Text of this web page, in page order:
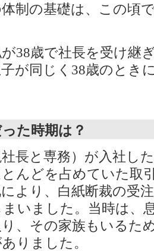
制の基礎は、この頃
38歳で社長を受け継
が同じく38歳のとき
た時期は？
長と専務）が入社し
んどを占めていた取
より、白紙断裁の受
いました。当時は、
り、その家族もいるた
りました。